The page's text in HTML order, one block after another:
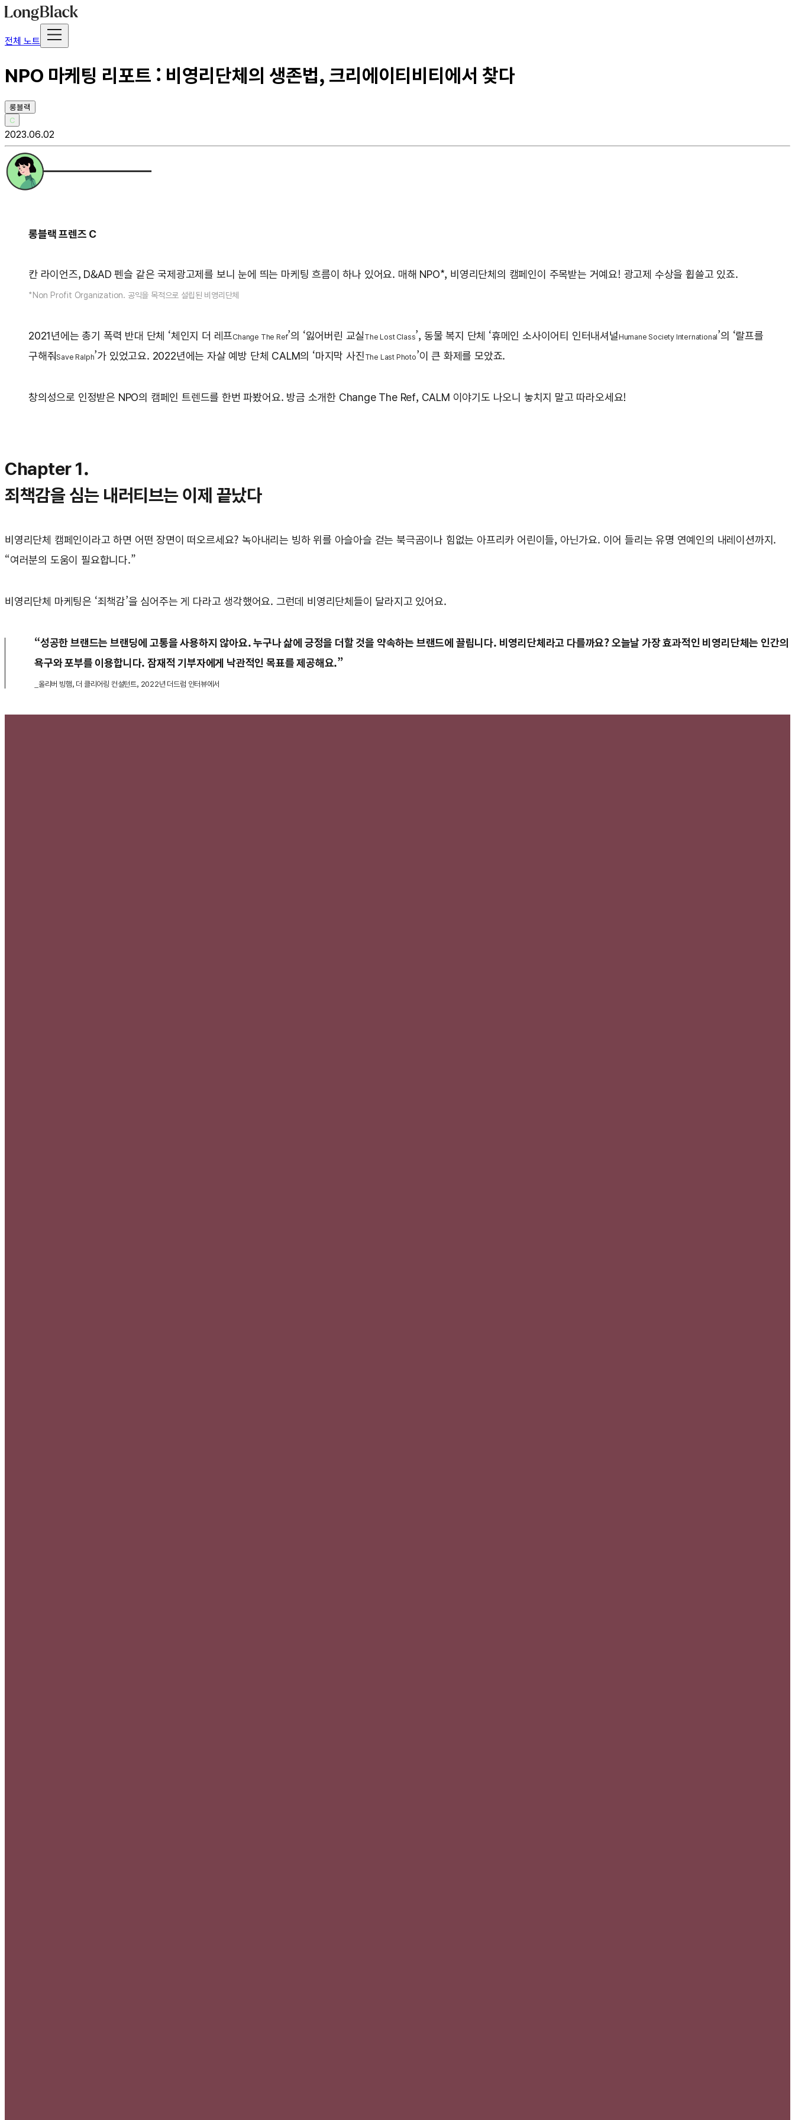
전체 노트
NPO 마케팅 리포트 : 비영리단체의 생존법, 크리에이티비티에서 찾다
롱블랙
C
2023.06.02
롱블랙 프렌즈 C
칸 라이언즈, D&AD 펜슬 같은 국제광고제를 보니 눈에 띄는 마케팅 흐름이 하나 있어요. 매해 NPO*, 비영리단체의 캠페인이 주목받는 거예요! 광고제 수상을 휩쓸고 있죠.
*Non Profit Organization. 공익을 목적으로 설립된 비영리단체
2021년에는 총기 폭력 반대 단체 ‘체인지 더 레프Change The Ref’의 ‘잃어버린 교실 The Lost Class’, 동물 복지 단체 ‘휴메인 소사이어티 인터내셔널Humane Society International’의 ‘랄프를
구해줘Save Ralph’가 있었고요. 2022년에는 자살 예방 단체 CALM의 ‘마지막 사진 The Last Photo’이 큰 화제를 모았죠.
창의성으로 인정받은 NPO의 캠페인 트렌드를 한번 파봤어요. 방금 소개한 Change The Ref, CALM 이야기도 나오니 놓치지 말고 따라오세요!
Chapter 1.
죄책감을 심는 내러티브는 이제 끝났다
비영리단체 캠페인이라고 하면 어떤 장면이 떠오르세요? 녹아내리는 빙하 위를 아슬아슬 걷는 북극곰이나 힘없는 아프리카 어린이들, 아닌가요. 이어 들리는 유명 연예인의 내레이션까지.
“여러분의 도움이 필요합니다.”
비영리단체 마케팅은 ‘죄책감’을 심어주는 게 다라고 생각했어요. 그런데 비영리단체들이 달라지고 있어요.
“성공한 브랜드는 브랜딩에 고통을 사용하지 않아요. 누구나 삶에 긍정을 더할 것을 약속하는 브랜드에 끌립니다. 비영리단체라고 다를까요? 오늘날 가장 효과적인 비영리단체는 인간의
욕구와 포부를 이용합니다. 잠재적 기부자에게 낙관적인 목표를 제공해요.”
_올리버 빙햄, 더 클리어링 컨설턴트, 2022년 더드럼 인터뷰에서